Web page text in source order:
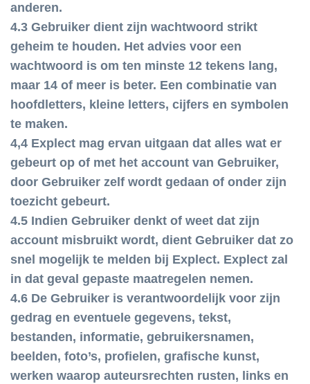
anderen.
4.3 Gebruiker dient zijn wachtwoord strikt
geheim te houden. Het advies voor een
wachtwoord is om ten minste 12 tekens lang,
maar 14 of meer is beter. Een combinatie van
hoofdletters, kleine letters, cijfers en symbolen
te maken.
4,4 Explect mag ervan uitgaan dat alles wat er
gebeurt op of met het account van Gebruiker,
door Gebruiker zelf wordt gedaan of onder zijn
toezicht gebeurt.
4.5 Indien Gebruiker denkt of weet dat zijn
account misbruikt wordt, dient Gebruiker dat zo
snel mogelijk te melden bij Explect. Explect zal
in dat geval gepaste maatregelen nemen.
4.6 De Gebruiker is verantwoordelijk voor zijn
gedrag en eventuele gegevens, tekst,
bestanden, informatie, gebruikersnamen,
beelden, foto’s, profielen, grafische kunst,
werken waarop auteursrechten rusten, links en